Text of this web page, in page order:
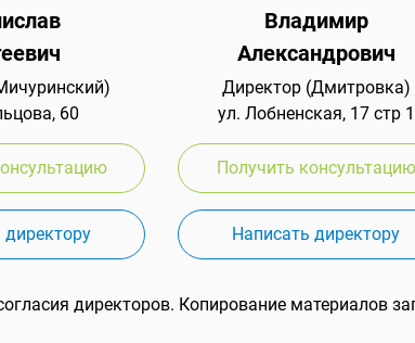
60
директору
Владимир
Александрович
Директор (Дмитровка)
ул. Лобненская, 17 стр 1
Получить консультацию
Написать директору
директоров. Копирование материалов